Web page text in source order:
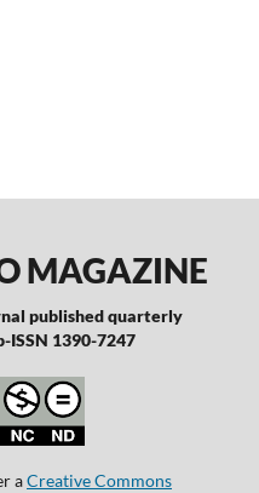
MAGAZINE
published quarterly
ISSN 1390-7247
aCreative Commons